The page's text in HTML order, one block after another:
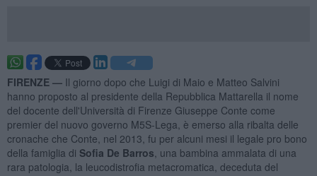
FIRENZE — Il giorno dopo che Luigi di Maio e Matteo Salvini
hanno proposto al presidente della Repubblica Mattarella il nome
del docente dell'Università di Firenze Giuseppe Conte come
premier del nuovo governo M5S-Lega, è emerso alla ribalta delle
cronache che Conte, nel 2013, fu per alcuni mesi il legale pro bono
della famiglia di Sofia De Barros , una bambina ammalata di una
rara patologia, la leucodistrofia metacromatica, deceduta del